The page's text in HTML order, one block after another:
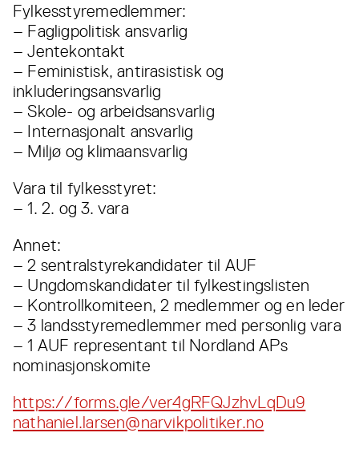
Fylkesstyremedlemmer:
– Fagligpolitisk ansvarlig
– Jentekontakt
– Feministisk, antirasistisk og
inkluderingsansvarlig
– Skole- og arbeidsansvarlig
– Internasjonalt ansvarlig
– Miljø og klimaansvarlig
Vara til fylkesstyret:
– 1. 2. og 3. vara
Annet:
– 2 sentralstyrekandidater til AUF
– Ungdomskandidater til fylkestingslisten
– Kontrollkomiteen, 2 medlemmer og en leder
– 3 landsstyremedlemmer med personlig vara
– 1 AUF representant til Nordland APs
nominasjonskomite
https://forms.gle/ver4gRFQJzhvLqDu9
nathaniel.larsen@narvikpolitiker.no